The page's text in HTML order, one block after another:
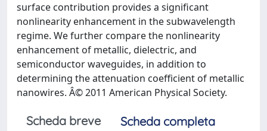
surface contribution provides a significant
nonlinearity enhancement in the subwavelength
regime. We further compare the nonlinearity
enhancement of metallic, dielectric, and
semiconductor waveguides, in addition to
determining the attenuation coefficient of metallic
nanowires. Â© 2011 American Physical Society.
Scheda breve
Scheda completa